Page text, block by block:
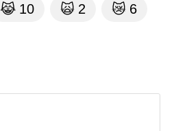
😹 10 🙀 2 😿 6